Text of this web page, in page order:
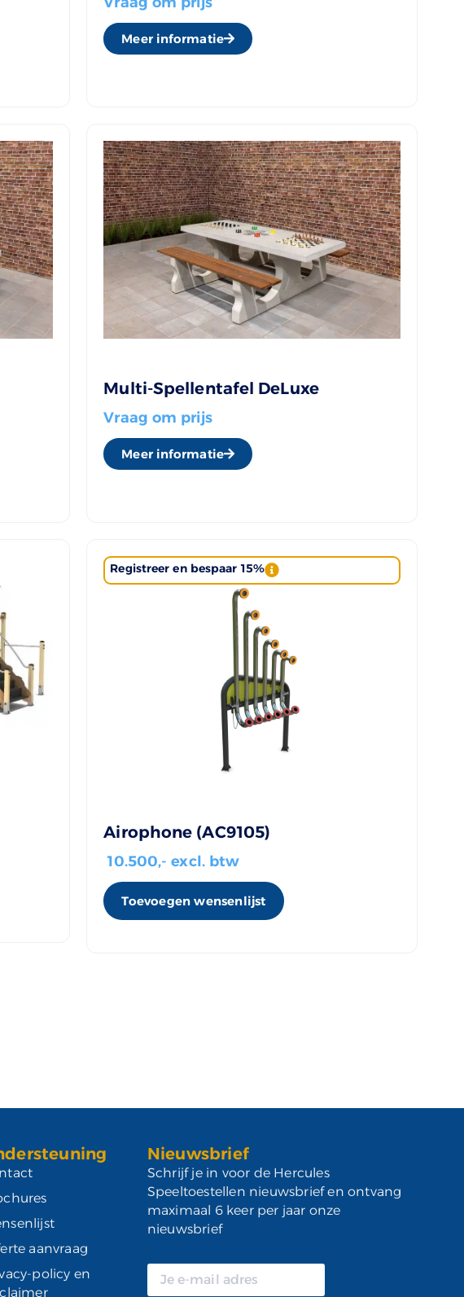
Meer informatie
Multi-Spellentafel DeLuxe
Vraag om prijs
Meer informatie
Registreer en bespaar 15%
Airophone (AC9105)
10.500,- excl. btw
Toevoegen wensenlijst
aanvraag
policy en
Nieuwsbrief
Schrijf je in voor de Hercules
Speeltoestellen nieuwsbrief en ontvang
maximaal 6 keer per jaar onze
nieuwsbrief